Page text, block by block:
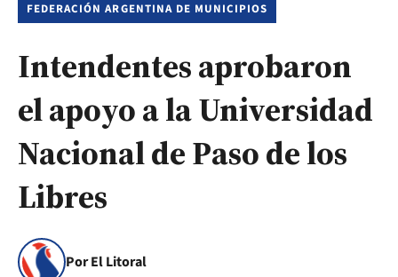
FEDERACIÓN ARGENTINA DE MUNICIPIOS
Intendentes aprobaron
el apoyo a la Universidad
Nacional de Paso de los
Libres
Por El Litoral